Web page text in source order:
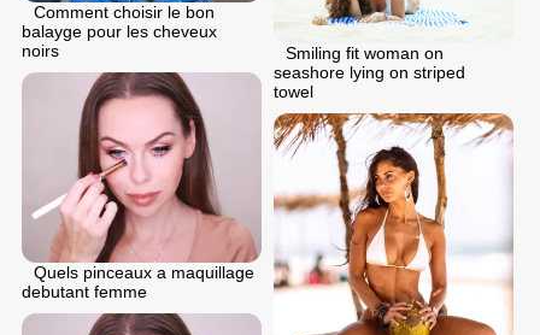
Comment choisir le bon
balayge pour les cheveux
noirs
Smiling fit woman on
seashore lying on striped
towel
Quels pinceaux a maquillage
debutant femme